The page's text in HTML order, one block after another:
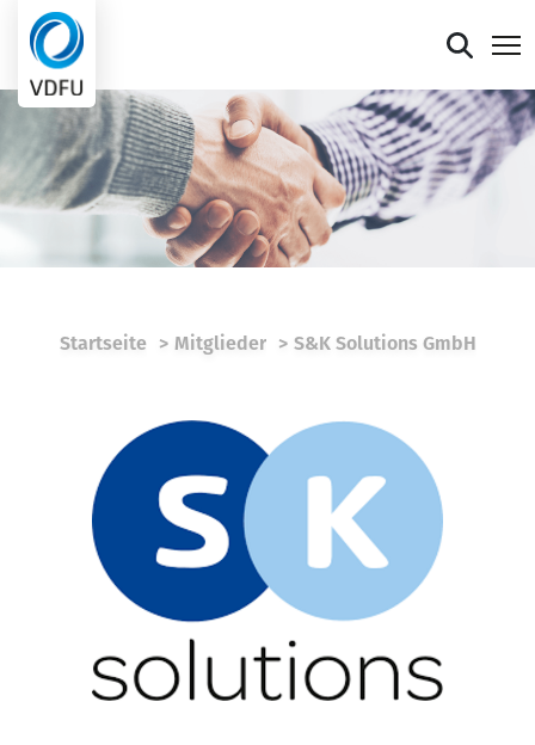
Mitgliederportal
Verband
Mitglieder
Die faire Sieben
Startseite Mitglieder S&K Solutions GmbH